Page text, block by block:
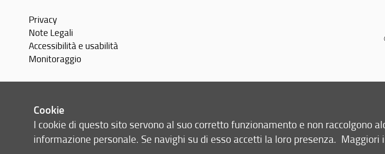
Privacy
Note Legali
Accessibilità e usabilità
Monitoraggio
Area personale
Cookie
I cookie di questo sito servono al suo corretto funzionamento e non raccolgono
informazione personale. Se navighi su di esso accetti la loro presenza. Maggiori